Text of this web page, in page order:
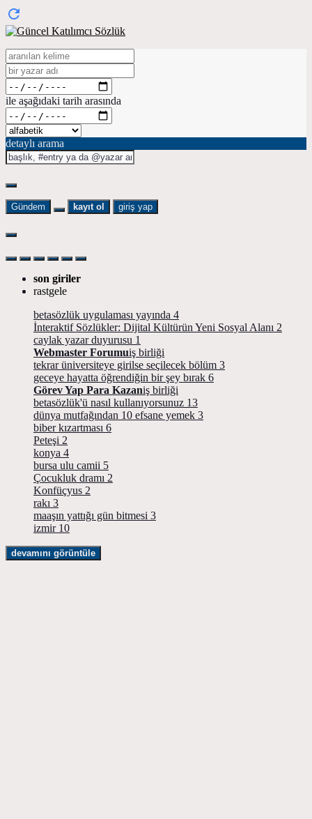
ile aşağıdaki tarih arasında
detaylı arama
Gündem kayıt ol giriş yap
son giriler
rastgele
betasözlük uygulaması yayında 4
İnteraktif Sözlükler: Dijital Kültürün Yeni Sosyal Alanı 2
caylak yazar duyurusu 1
Webmaster Forumuiş birliği
tekrar üniversiteye girilse seçilecek bölüm 3
geceye hayatta öğrendiğin bir şey bırak 6
Görev Yap Para Kazaniş birliği
betasözlük'ü nasıl kullanıyorsunuz 13
dünya mutfağından 10 efsane yemek 3
biber kızartması 6
Peteşi 2
konya 4
bursa ulu camii 5
Çocukluk dramı 2
Konfüçyus 2
rakı 3
maaşın yattığı gün bitmesi 3
izmir 10
devamını görüntüle